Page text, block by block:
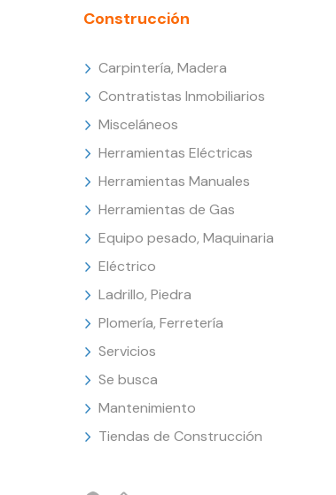
Construcción
Carpintería, Madera
Contratistas Inmobiliarios
Misceláneos
Herramientas Eléctricas
Herramientas Manuales
Herramientas de Gas
Equipo pesado, Maquinaria
Eléctrico
Ladrillo, Piedra
Plomería, Ferretería
Servicios
Se busca
Mantenimiento
Tiendas de Construcción